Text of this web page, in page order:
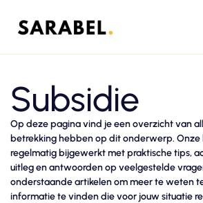
Subsidie
Op deze pagina vind je een overzicht van
betrekking hebben op dit onderwerp.
regelmatig bijgewerkt met praktische tips,
uitleg en antwoorden op veelgestelde
onderstaande artikelen om meer te weten
informatie te vinden die voor jouw situatie